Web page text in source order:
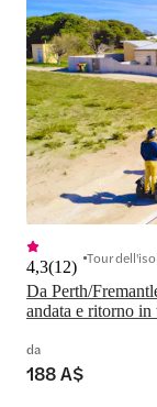
Da Perth/
andata e ritorno in
4,3(12) Tour
da
188 A$